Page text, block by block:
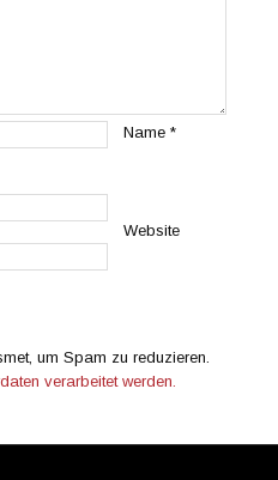
Name*
Website
um Spam zu reduzieren.
verarbeitet werden.